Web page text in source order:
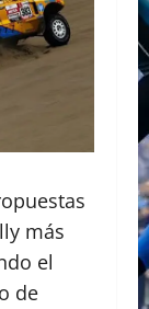
más
el
de